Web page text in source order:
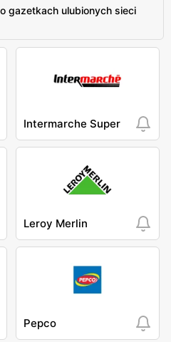
gazetkach ulubionych sieci
Intermarche Super
Leroy Merlin
Pepco